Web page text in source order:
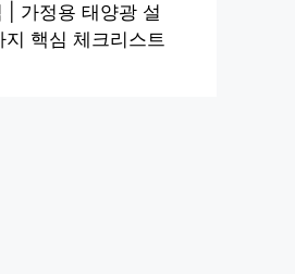
| 가정용 태양광 설
핵심 체크리스트